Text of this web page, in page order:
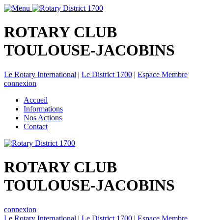
ROTARY CLUB
TOULOUSE-JACOBINS
Le Rotary International | Le District 1700 | Espace Membre
connexion
Accueil
Informations
Nos Actions
Contact
ROTARY CLUB
TOULOUSE-JACOBINS
connexion
Le Rotary International | Le District 1700 | Espace Membre